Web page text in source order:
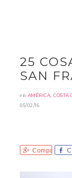
25
SAN
en AMÉRICA, COSTA
05/02/16
Comparte